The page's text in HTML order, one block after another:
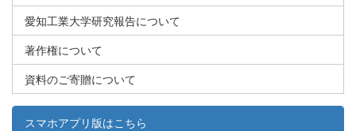
愛知工業大学研究報告について
著作権について
資料のご寄贈について
スマホアプリ版はこちら